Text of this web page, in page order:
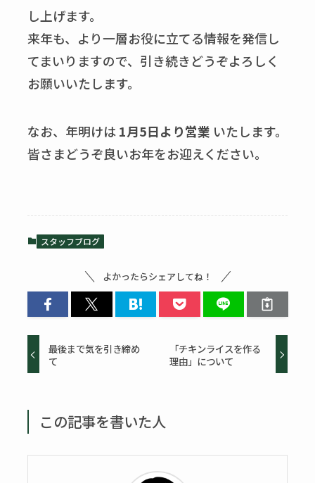
し上げます。
来年も、より一層お役に立てる情報を発信し
てまいりますので、引き続きどうぞよろしく
お願いいたします。
なお、年明けは1月5日より営業 いたします。
皆さまどうぞ良いお年をお迎えください。
スタッフブログ
よかったらシェアしてね！
最後まで気を引き締め
て
「チキンライスを作る
理由」について
この記事を書いた人